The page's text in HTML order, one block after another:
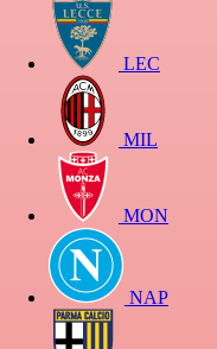
LEC
MIL
MON
NAP